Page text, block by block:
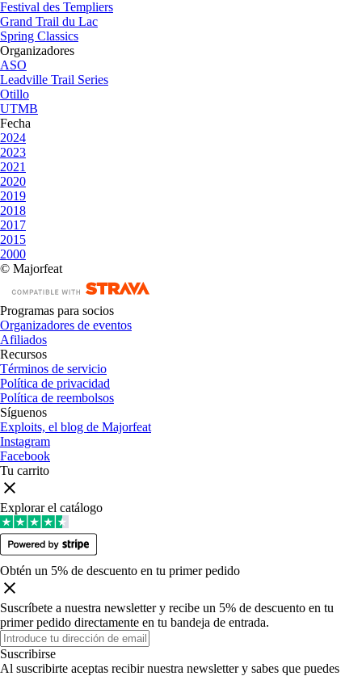
Festival des Templiers
Grand Trail du Lac
Spring Classics
Organizadores
ASO
Leadville Trail Series
Otillo
UTMB
Fecha
2024
2023
2021
2020
2019
2018
2017
2015
2000
© Majorfeat
Programas para socios
Organizadores de eventos
Afiliados
Recursos
Términos de servicio
Política de privacidad
Política de reembolsos
Síguenos
Exploits, el blog de Majorfeat
Instagram
Facebook
Tu carrito
Explorar el catálogo
Obtén un 5% de descuento en tu primer pedido
Suscríbete a nuestra newsletter y recibe un 5% de descuento en tu
primer pedido directamente en tu bandeja de entrada.
Suscribirse
Al suscribirte aceptas recibir nuestra newsletter y sabes que puedes